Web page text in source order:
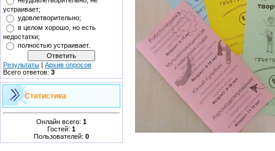
устраивает;
удовлетворительно;
в целом хорошо, но есть
недостатки;
полностью устраивает.
Результаты
Архив опросов
Всего ответов: 3
Статистика
Онлайн всего: 1
Гостей: 1
Пользователей: 0